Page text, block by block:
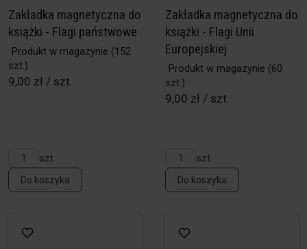
Zakładka magnetyczna do
książki - Flagi państwowe
Produkt w magazynie (152
szt.)
9,00 zł / szt.
szt.
Do koszyka
Zakładka magnetyczna do
książki - Flagi Unii
Europejskiej
Produkt w magazynie (60
szt.)
9,00 zł / szt.
szt.
Do koszyka